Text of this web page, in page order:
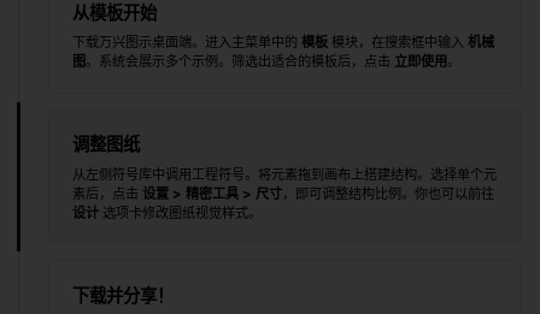
从模板开始
下载万兴图示桌面端。进入主菜单中的模板 模块，在搜索框中输入机械
图 。系统会展示多个示例。筛选出适合的模板后，点击 立即使用 。
调整图纸
从左侧符号库中调用工程符号。将元素拖到画布上搭建结构。选择单个元
素后，点击设置 > 精密工具 > 尺寸，即可调整结构比例。你也可以前往
设计 选项卡修改图纸视觉样式。
下载并分享！